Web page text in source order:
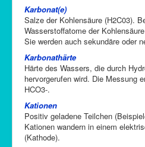
Karbonat(e)
Salze der Kohlensäure (H2C03).
Wasserstoffatome der
Sie werden auch sekundäre oder
Karbonathärte
Härte des Wassers, die durch
hervorgerufen wird. Die Messung
HCO3-.
Kationen
Positiv geladene Teilchen
Kationen wandern in einem
(Kathode).